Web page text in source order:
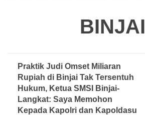
BINJAI
Praktik Judi Omset Miliaran
Rupiah di Binjai Tak Tersentuh
Hukum, Ketua SMSI Binjai-
Langkat: Saya Memohon
Kepada Kapolri dan Kapoldasu